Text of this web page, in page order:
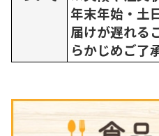
年末年始・土
届けが遅れる
らかじめご了